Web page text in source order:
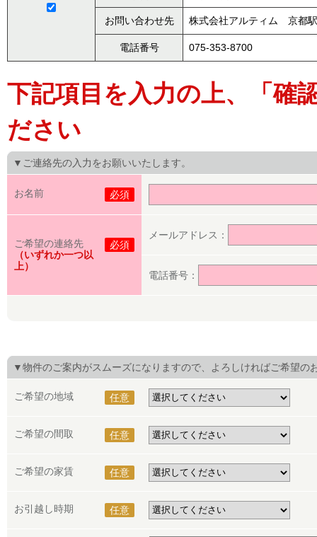
お問い合わせ先 株式会社アルティム 京都
電話番号 075-353-8700
下記項目を入力の上、「確
ださい
▼ご連絡先の入力をお願いいたします。
お名前 必須
ご希望の連絡先
必須
（いずれか一つ以
上）
メールアドレス：
電話番号：
▼物件のご案内がスムーズになりますので、よろしければご希望の
ご希望の地域 任意
ご希望の間取 任意
ご希望の家賃 任意
お引越し時期 任意